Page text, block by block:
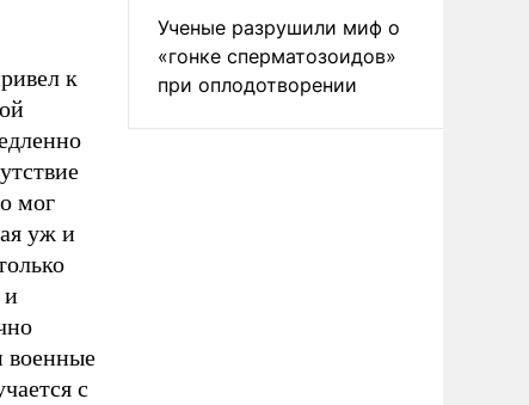
к
мог
уж и
и
военные
с
Ученые разрушили миф о
«гонке сперматозоидов»
при оплодотворении